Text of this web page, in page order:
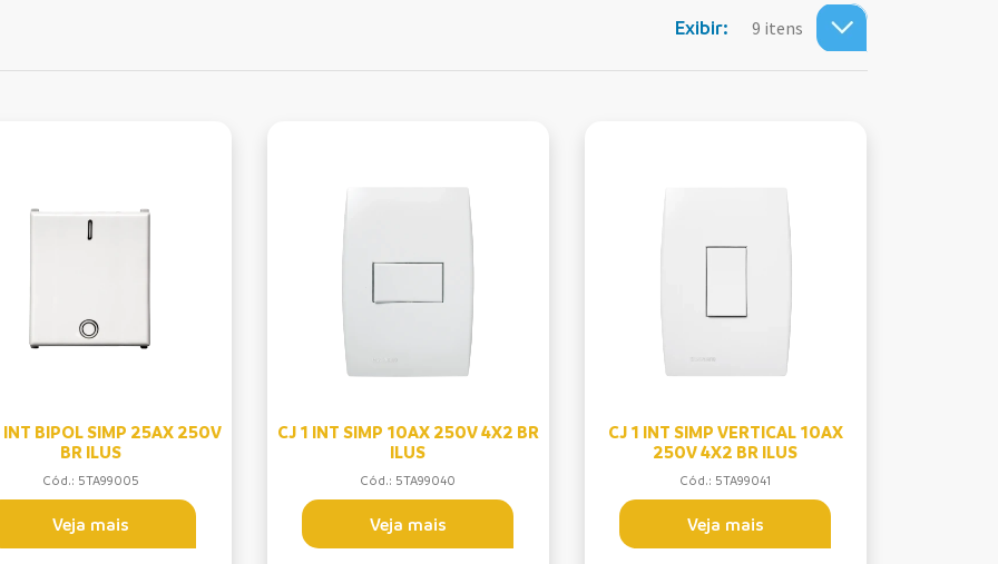
Exibir:
BIPOL SIMP 25AX 250V
BR ILUS
Cód.: 5TA99005
Veja mais
CJ 1 INT SIMP 10AX 250V 4X2 BR
ILUS
Cód.: 5TA99040
Veja mais
CJ 1 INT SIMP VERTICAL 10AX
250V 4X2 BR ILUS
Cód.: 5TA99041
Veja mais